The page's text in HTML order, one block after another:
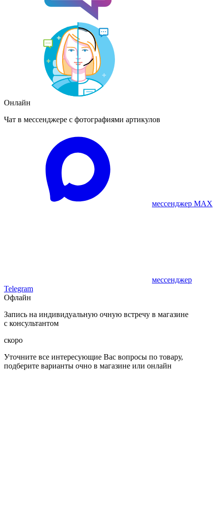
Онлайн
Чат в мессенджере с фотографиями артикулов
мессенджер MAX
мессенджер
Telegram
Офлайн
Запись на индивидуальную очную встречу в магазине
с консультантом
скоро
Уточните все интересующие Вас вопросы по товару,
подберите варианты очно в магазине или онлайн